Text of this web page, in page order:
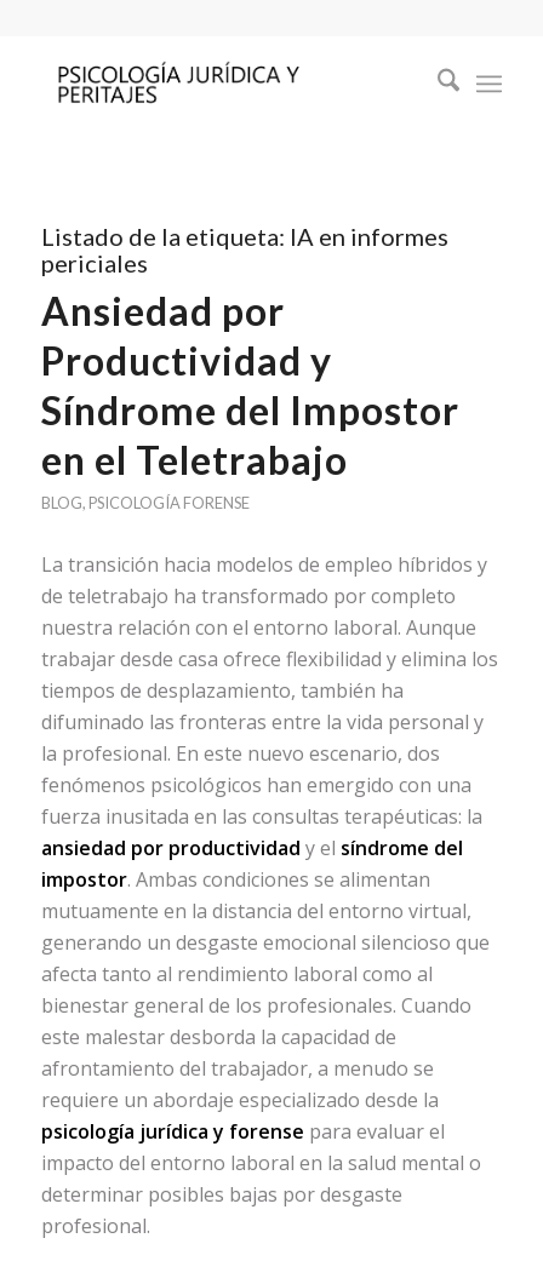
Listado de la etiqueta: IA en informes
periciales
Ansiedad por
Productividad y
Síndrome del Impostor
en el Teletrabajo
BLOG, PSICOLOGÍA FORENSE
La transición hacia modelos de empleo híbridos y
de teletrabajo ha transformado por completo
nuestra relación con el entorno laboral. Aunque
trabajar desde casa ofrece flexibilidad y elimina los
tiempos de desplazamiento, también ha
difuminado las fronteras entre la vida personal y
la profesional. En este nuevo escenario, dos
fenómenos psicológicos han emergido con una
fuerza inusitada en las consultas terapéuticas: la
ansiedad por productividad y el síndrome del
impostor. Ambas condiciones se alimentan
mutuamente en la distancia del entorno virtual,
generando un desgaste emocional silencioso que
afecta tanto al rendimiento laboral como al
bienestar general de los profesionales. Cuando
este malestar desborda la capacidad de
afrontamiento del trabajador, a menudo se
requiere un abordaje especializado desde la
psicología jurídica y forense para evaluar el
impacto del entorno laboral en la salud mental o
determinar posibles bajas por desgaste
profesional.